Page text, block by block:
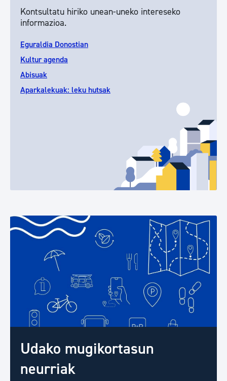
Kontsultatu hiriko unean-uneko intereseko
informazioa.
Eguraldia Donostian
Kultur agenda
Abisuak
Aparkalekuak: leku hutsak
Udako mugikortasun
neurriak